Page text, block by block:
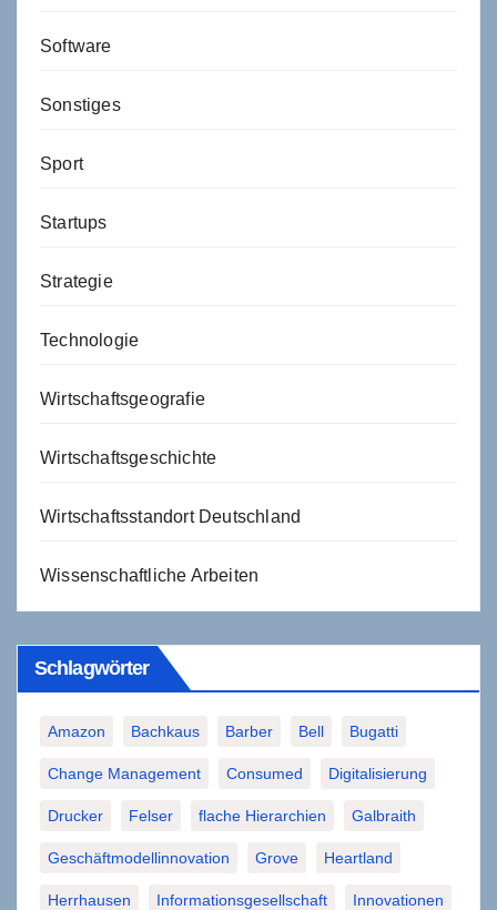
Software
Sonstiges
Sport
Startups
Strategie
Technologie
Wirtschaftsgeografie
Wirtschaftsgeschichte
Wirtschaftsstandort Deutschland
Wissenschaftliche Arbeiten
Schlagwörter
Amazon Bachkaus Barber Bell Bugatti
Change Management Consumed Digitalisierung
Drucker Felser flache Hierarchien Galbraith
Geschäftmodellinnovation Grove Heartland
Herrhausen Informationsgesellschaft Innovationen